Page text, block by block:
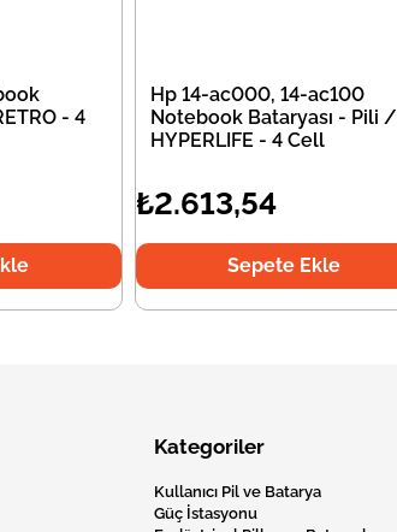
- 4
Hp 14-ac000, 14-ac100
Notebook Bataryası - Pili /
HYPERLIFE - 4 Cell
₺2.613,54
Sepete Ekle
Kategoriler
Kullanıcı Pil ve Batarya
Güç İstasyonu